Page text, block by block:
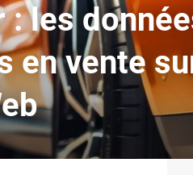
les
en vente